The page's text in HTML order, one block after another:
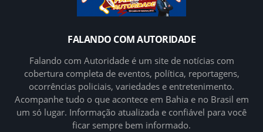
FALANDO COM AUTORIDADE
Falando com Autoridade é um site de notícias com
cobertura completa de eventos, política, reportagens,
ocorrências policiais, variedades e entretenimento.
Acompanhe tudo o que acontece em Bahia e no Brasil em
um só lugar. Informação atualizada e confiável para você
ficar sempre bem informado.